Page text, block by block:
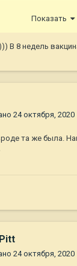
Показать
В 8 недель
24 октября, 2020
та же была.
24 октября, 2020